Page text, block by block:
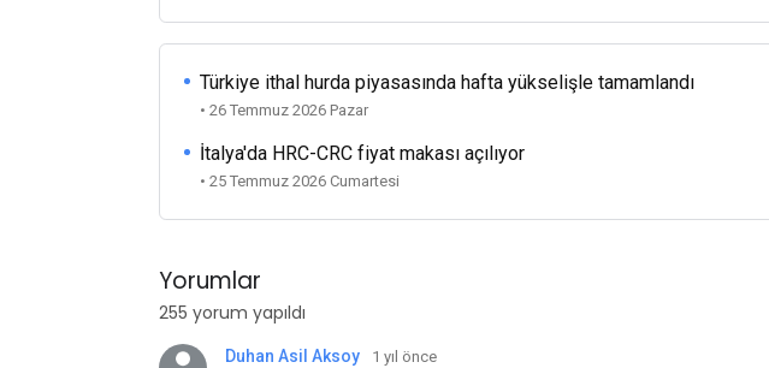
Türkiye ithal hurda piyasasında hafta yükselişle tamamlandı
• 26 Temmuz 2026 Pazar
İtalya'da HRC-CRC fiyat makası açılıyor
• 25 Temmuz 2026 Cumartesi
Yorumlar
255 yorum yapıldı
Duhan Asil Aksoy 1 yıl önce